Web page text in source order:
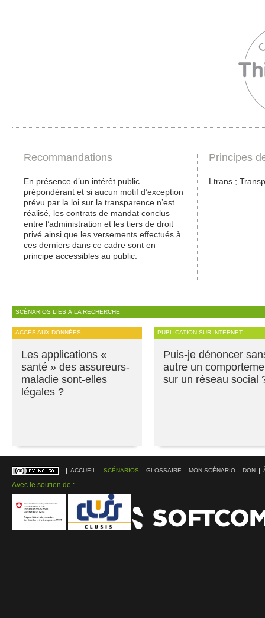
Recommandations
En présence d’un intérêt public
prépondérant et si aucun motif d’exception
prévu par la loi sur la transparence n’est
réalisé, les contrats de mandat conclus
entre l’administration et les tiers de droit
privé ainsi que les versements effectués à
ces derniers dans ce cadre sont en
principe accessibles au public.
Principes
Ltrans ;
SCÉNARIOS LIÉS À LA RECHERCHE
ACCÈS AUX DONNÉES
Les applications «
santé » des assureurs-
maladie sont-elles
légales ?
PUBLICATION SUR INTERNET
Puis-je dénoncer
autre un
sur un réseau social
ACCUEIL SCÉNARIOS GLOSSAIRE MON SCÉNARIO DON
Avec le soutien de :